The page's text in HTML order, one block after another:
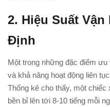
2. Hiệu Suất
Định
Một trong những đặc điểm
và khả năng hoạt động liên
Thống kê cho thấy, một chiếc
bền bỉ lên tới 8-10 tiếng mỗi